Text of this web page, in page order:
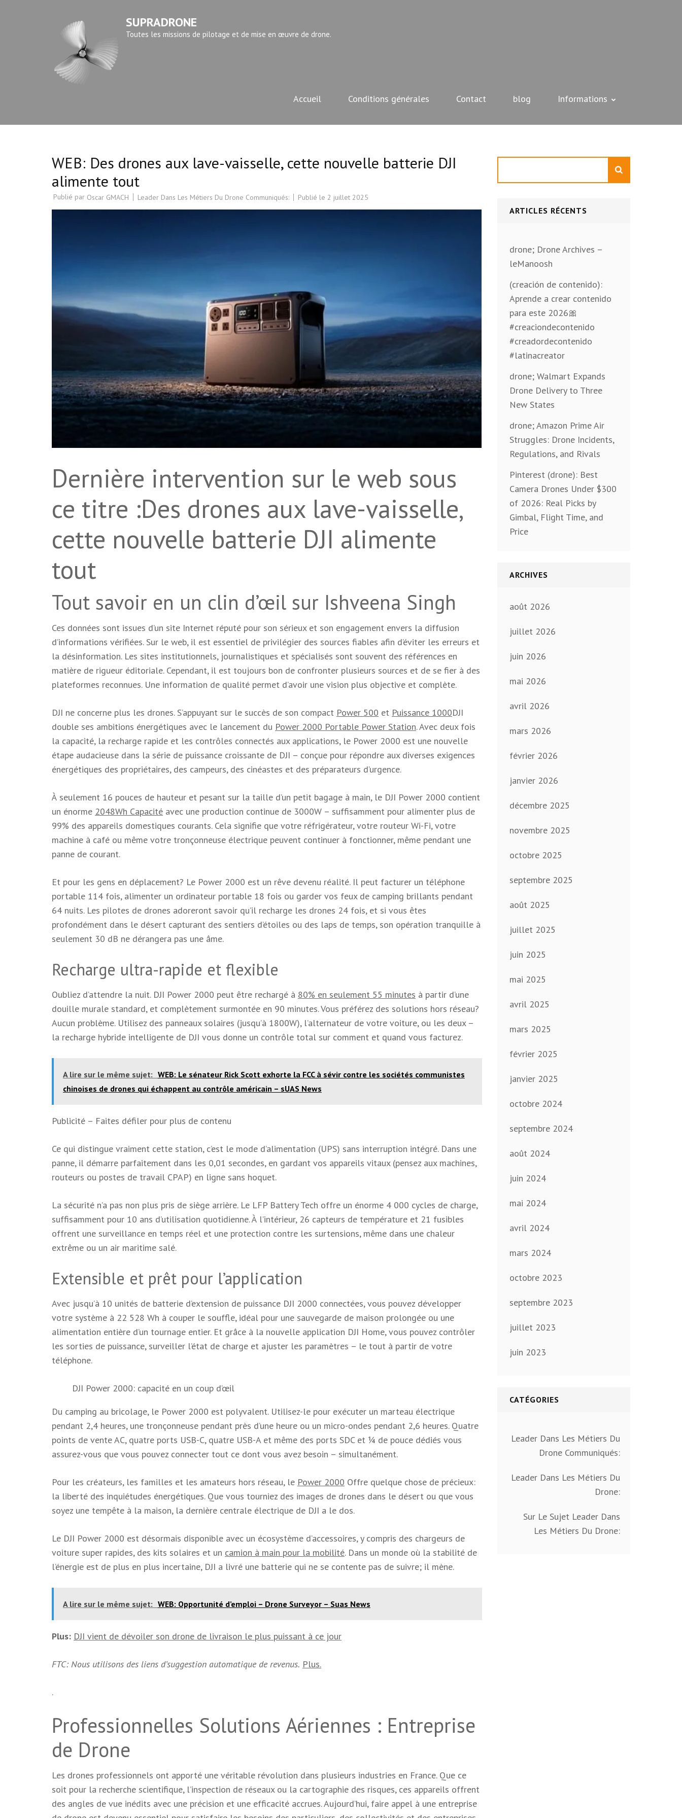
SUPRADRONE
Toutes les missions de pilotage et de mise en œuvre de drone.
Accueil Conditions générales Contact blog Informations
WEB: Des drones aux lave-vaisselle, cette nouvelle batterie DJI
alimente tout
Publié par Oscar GMACH Leader Dans Les Métiers Du Drone Communiqués: Publié le 2 juillet 2025
Dernière intervention sur le web sous
ce titre :Des drones aux lave-vaisselle,
cette nouvelle batterie DJI alimente
tout
Tout savoir en un clin d’œil sur Ishveena Singh
Ces données sont issues d’un site Internet réputé pour son sérieux et son engagement envers la diffusion
d’informations vérifiées. Sur le web, il est essentiel de privilégier des sources fiables afin d’éviter les erreurs et
la désinformation. Les sites institutionnels, journalistiques et spécialisés sont souvent des références en
matière de rigueur éditoriale. Cependant, il est toujours bon de confronter plusieurs sources et de se fier à des
plateformes reconnues. Une information de qualité permet d’avoir une vision plus objective et complète.
DJI ne concerne plus les drones. S’appuyant sur le succès de son compact Power 500 et Puissance 1000DJI
double ses ambitions énergétiques avec le lancement du Power 2000 Portable Power Station. Avec deux fois
la capacité, la recharge rapide et les contrôles connectés aux applications, le Power 2000 est une nouvelle
étape audacieuse dans la série de puissance croissante de DJI – conçue pour répondre aux diverses exigences
énergétiques des propriétaires, des campeurs, des cinéastes et des préparateurs d’urgence.
À seulement 16 pouces de hauteur et pesant sur la taille d’un petit bagage à main, le DJI Power 2000 contient
un énorme 2048Wh Capacité avec une production continue de 3000W – suffisamment pour alimenter plus de
99% des appareils domestiques courants. Cela signifie que votre réfrigérateur, votre routeur Wi-Fi, votre
machine à café ou même votre tronçonneuse électrique peuvent continuer à fonctionner, même pendant une
panne de courant.
Et pour les gens en déplacement? Le Power 2000 est un rêve devenu réalité. Il peut facturer un téléphone
portable 114 fois, alimenter un ordinateur portable 18 fois ou garder vos feux de camping brillants pendant
64 nuits. Les pilotes de drones adoreront savoir qu’il recharge les drones 24 fois, et si vous êtes
profondément dans le désert capturant des sentiers d’étoiles ou des laps de temps, son opération tranquille à
seulement 30 dB ne dérangera pas une âme.
Recharge ultra-rapide et flexible
Oubliez d’attendre la nuit. DJI Power 2000 peut être rechargé à 80% en seulement 55 minutes à partir d’une
douille murale standard, et complètement surmontée en 90 minutes. Vous préférez des solutions hors réseau?
Aucun problème. Utilisez des panneaux solaires (jusqu’à 1800W), l’alternateur de votre voiture, ou les deux –
la recharge hybride intelligente de DJI vous donne un contrôle total sur comment et quand vous facturez.
A lire sur le même sujet: WEB: Le sénateur Rick Scott exhorte la FCC à sévir contre les sociétés communistes
chinoises de drones qui échappent au contrôle américain – sUAS News
Publicité – Faites défiler pour plus de contenu
Ce qui distingue vraiment cette station, c’est le mode d’alimentation (UPS) sans interruption intégré. Dans une
panne, il démarre parfaitement dans les 0,01 secondes, en gardant vos appareils vitaux (pensez aux machines,
routeurs ou postes de travail CPAP) en ligne sans hoquet.
La sécurité n’a pas non plus pris de siège arrière. Le LFP Battery Tech offre un énorme 4 000 cycles de charge,
suffisamment pour 10 ans d’utilisation quotidienne. À l’intérieur, 26 capteurs de température et 21 fusibles
offrent une surveillance en temps réel et une protection contre les surtensions, même dans une chaleur
extrême ou un air maritime salé.
Extensible et prêt pour l’application
Avec jusqu’à 10 unités de batterie d’extension de puissance DJI 2000 connectées, vous pouvez développer
votre système à 22 528 Wh à couper le souffle, idéal pour une sauvegarde de maison prolongée ou une
alimentation entière d’un tournage entier. Et grâce à la nouvelle application DJI Home, vous pouvez contrôler
les sorties de puissance, surveiller l’état de charge et ajuster les paramètres – le tout à partir de votre
téléphone.
DJI Power 2000: capacité en un coup d’œil
Du camping au bricolage, le Power 2000 est polyvalent. Utilisez-le pour exécuter un marteau électrique
pendant 2,4 heures, une tronçonneuse pendant près d’une heure ou un micro-ondes pendant 2,6 heures. Quatre
points de vente AC, quatre ports USB-C, quatre USB-A et même des ports SDC et ¼ de pouce dédiés vous
assurez-vous que vous pouvez connecter tout ce dont vous avez besoin – simultanément.
Pour les créateurs, les familles et les amateurs hors réseau, le Power 2000 Offre quelque chose de précieux:
la liberté des inquiétudes énergétiques. Que vous tourniez des images de drones dans le désert ou que vous
soyez une tempête à la maison, la dernière centrale électrique de DJI a le dos.
Le DJI Power 2000 est désormais disponible avec un écosystème d’accessoires, y compris des chargeurs de
voiture super rapides, des kits solaires et un camion à main pour la mobilité. Dans un monde où la stabilité de
l’énergie est de plus en plus incertaine, DJI a livré une batterie qui ne se contente pas de suivre; il mène.
A lire sur le même sujet: WEB: Opportunité d’emploi – Drone Surveyor – Suas News
Plus: DJI vient de dévoiler son drone de livraison le plus puissant à ce jour
FTC: Nous utilisons des liens d’suggestion automatique de revenus. Plus.
.
Professionnelles Solutions Aériennes : Entreprise
de Drone
Les drones professionnels ont apporté une véritable révolution dans plusieurs industries en France. Que ce
soit pour la recherche scientifique, l’inspection de réseaux ou la cartographie des risques, ces appareils offrent
des angles de vue inédits avec une précision et une efficacité accrues. Aujourd’hui, faire appel à une entreprise
ARTICLES RÉCENTS
drone; Drone Archives –
leManoosh
(creación de contenido):
Aprende a crear contenido
para este 2026🎀
#creaciondecontenido
#creadordecontenido
#latinacreator
drone; Walmart Expands
Drone Delivery to Three
New States
drone; Amazon Prime Air
Struggles: Drone Incidents,
Regulations, and Rivals
Pinterest (drone): Best
Camera Drones Under $300
of 2026: Real Picks by
Gimbal, Flight Time, and
Price
ARCHIVES
août 2026
juillet 2026
juin 2026
mai 2026
avril 2026
mars 2026
février 2026
janvier 2026
décembre 2025
novembre 2025
octobre 2025
septembre 2025
août 2025
juillet 2025
juin 2025
mai 2025
avril 2025
mars 2025
février 2025
janvier 2025
octobre 2024
septembre 2024
août 2024
juin 2024
mai 2024
avril 2024
mars 2024
octobre 2023
septembre 2023
juillet 2023
juin 2023
CATÉGORIES
Leader Dans Les Métiers Du
Drone Communiqués:
Leader Dans Les Métiers Du
Drone:
Sur Le Sujet Leader Dans
Les Métiers Du Drone: